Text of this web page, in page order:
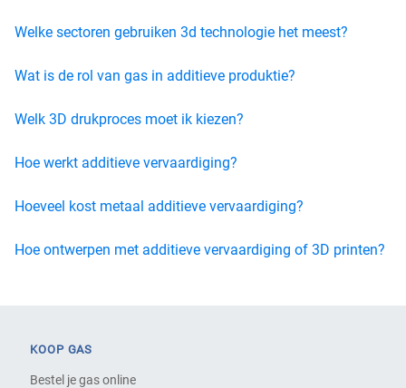
Welke sectoren gebruiken 3d technologie het meest?
Wat is de rol van gas in additieve produktie?
Welk 3D drukproces moet ik kiezen?
Hoe werkt additieve vervaardiging?
Hoeveel kost metaal additieve vervaardiging?
Hoe ontwerpen met additieve vervaardiging of 3D printen?
KOOP GAS
Bestel je gas online